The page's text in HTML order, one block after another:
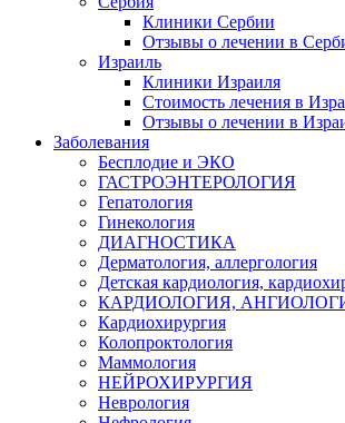
Клиники Сербии
Отзывы о лечении в
Израиль
Клиники Израиля
Стоимость лечения в
Отзывы о лечении в
Заболевания
Бесплодие и ЭКО
ГАСТРОЭНТЕРОЛОГИЯ
Гепатология
Гинекология
ДИАГНОСТИКА
Дерматология, аллергология
Детская кардиология,
КАРДИОЛОГИЯ,
Кардиохирургия
Колопроктология
Маммология
НЕЙРОХИРУРГИЯ
Неврология